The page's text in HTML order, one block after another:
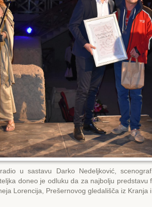
u sastavu Darko Nedeljković,
doneo je odluku da za najbolju predstavu
Lorencija, Prešernovog gledališča iz Kranja